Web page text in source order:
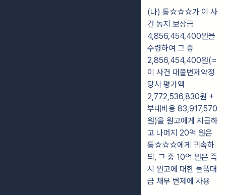
(나) 통☆☆☆가 이 사
건 농지 보상금
4,856,454,400원을
수령하여 그 중
2,856,454,400원(=
이 사건 대물변제약정
당시 평가액
2,772,536,830원 +
부대비용 83,917,570
원)을 원고에게 지급하
고 나머지 20억 원은
통☆☆☆에게 귀속하
되, 그 중 10억 원은 즉
시 원고에 대한 물품대
금 채무 변제에 사용